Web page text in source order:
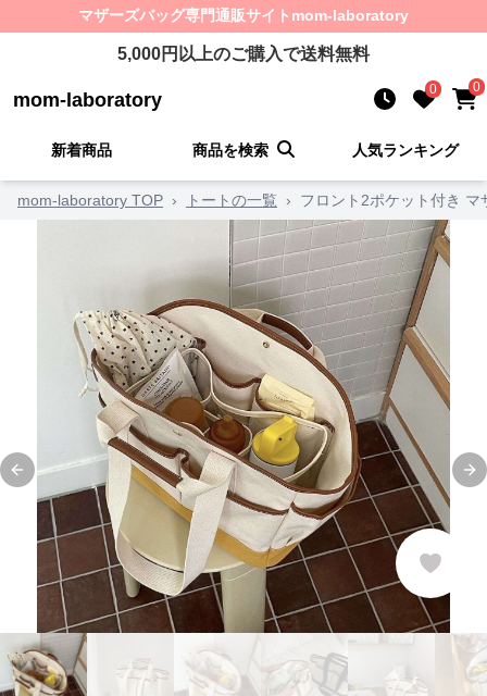
マザーズバッグ専門通販サイト mom-laboratory
5,000円以上のご購入で送料無料
mom-laboratory 0 0
新着商品 商品を検索 人気ランキング
mom-laboratory TOP › トートの一覧 › フロント2ポケット付き マ
Previous slide